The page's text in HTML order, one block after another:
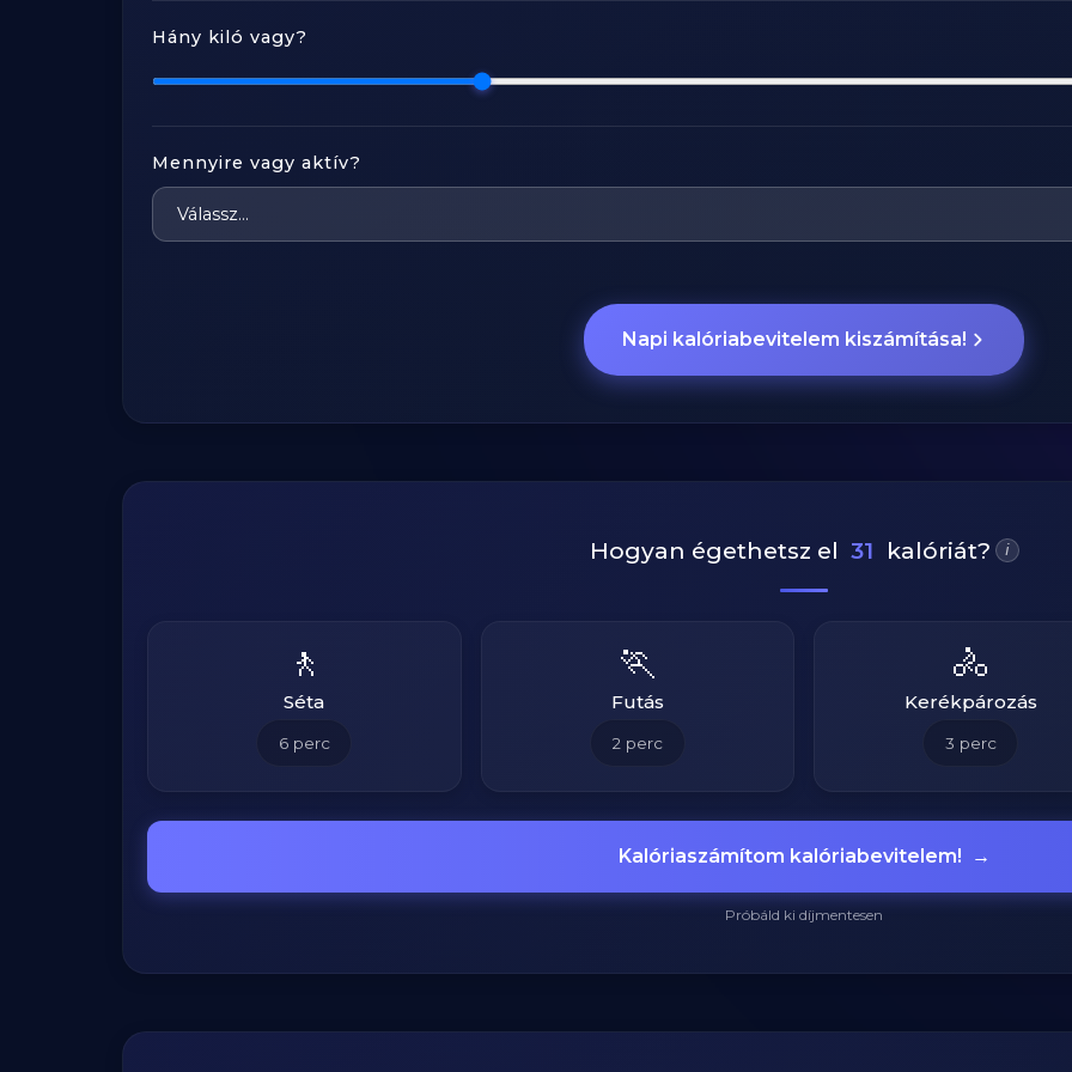
Hány kiló vagy?
Mennyire vagy aktív?
Napi kalóriabevitelem kiszámítása!
Hogyan égethetsz el 31 kalóriát? i
🚶
Séta
6perc
🏃
Futás
2 perc
🚴
Kerékpározás
3 perc
Kalóriaszámítom kalóriabevitelem! →
Próbáld ki díjmentesen